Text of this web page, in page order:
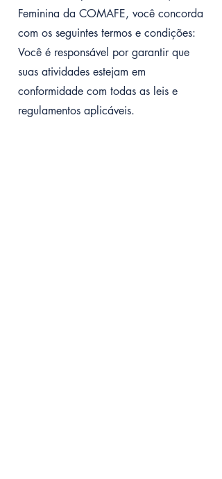
Feminina da COMAFE, você concorda
com os seguintes termos e condições:
Você é responsável por garantir que
suas atividades estejam em
conformidade com todas as leis e
regulamentos aplicáveis.